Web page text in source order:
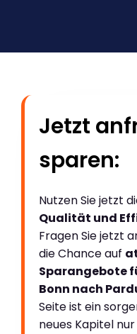
Jetzt
sparen:
Nutzen Sie jetzt
Qualität und
Fragen Sie jetzt
die Chance auf
Sparangebote
Bonn nach
Seite ist ein
neues Kapitel